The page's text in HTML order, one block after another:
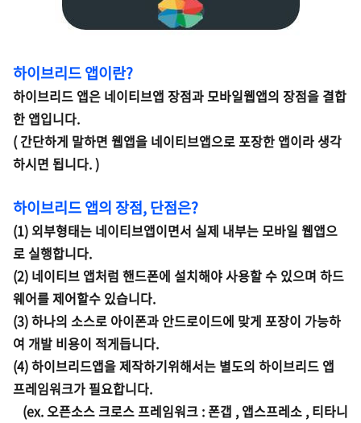
하이브리드 앱이란?
하이브리드 앱은 네이티브앱 장점과 모바일웹앱의 장점을 결합
한 앱입니다.
( 간단하게 말하면 웹앱을 네이티브앱으로 포장한 앱이라 생각
하시면 됩니다. )
하이브리드 앱의 장점, 단점은?
(1) 외부형태는 네이티브앱이면서 실제 내부는 모바일 웹앱으
로 실행합니다.
(2) 네이티브 앱처럼 핸드폰에 설치해야 사용할 수 있으며 하드
웨어를 제어할수 있습니다.
(3) 하나의 소스로 아이폰과 안드로이드에 맞게 포장이 가능하
여 개발 비용이 적게듭니다.
(4) 하이브리드앱을 제작하기위해서는 별도의 하이브리드 앱
프레임워크가 필요합니다.
(ex. 오픈소스 크로스 프레임워크 : 폰갭 , 앱스프레소 , 티타니